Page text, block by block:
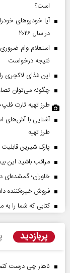
است؟
آیا خودروهای
در سال ۲۰۲۶
نتیجه درخواست
این غذای لاکچری را ۱۵ دقیقه‌ای آماده کنید
چگونه می‌توان
طرز تهیه تارت
آشنایی با آش‌های
طرز تهیه
پارک شیرین
مراقب باشید این
خاوران؛ گمشده‌ای
فروش خیره‌کننده داستان اسباب‌بازی ۵؛
کتابی که شما را
پربازدید